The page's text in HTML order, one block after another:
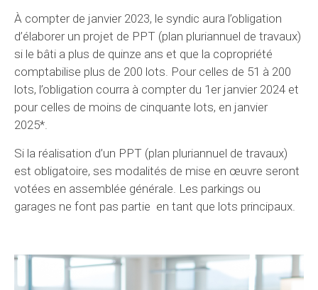
À compter de janvier 2023, le syndic aura l’obligation
d’élaborer un projet de PPT (plan pluriannuel de travaux)
si le bâti a plus de quinze ans et que la copropriété
comptabilise plus de 200 lots. Pour celles de 51 à 200
lots, l’obligation courra à compter du 1er janvier 2024 et
pour celles de moins de cinquante lots, en janvier
2025*.
Si la réalisation d’un PPT (plan pluriannuel de travaux)
est obligatoire, ses modalités de mise en œuvre seront
votées en assemblée générale. Les parkings ou
garages ne font pas partie en tant que lots principaux.